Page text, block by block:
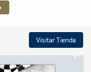
Visitar Tienda